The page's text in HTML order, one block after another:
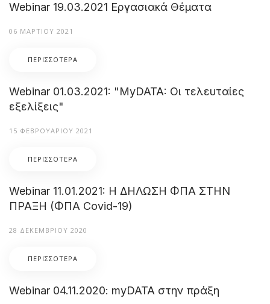
Webinar 19.03.2021 Εργασιακά Θέματα
06 ΜΑΡΤΊΟΥ 2021
ΠΕΡΙΣΣΌΤΕΡΑ
Webinar 01.03.2021: "MyDATA: Οι τελευταίες
εξελίξεις"
15 ΦΕΒΡΟΥΑΡΊΟΥ 2021
ΠΕΡΙΣΣΌΤΕΡΑ
Webinar 11.01.2021: Η ΔΗΛΩΣΗ ΦΠΑ ΣΤΗΝ
ΠΡΑΞΗ (ΦΠΑ Covid-19)
28 ΔΕΚΕΜΒΡΊΟΥ 2020
ΠΕΡΙΣΣΌΤΕΡΑ
Webinar 04.11.2020: myDATA στην πράξη